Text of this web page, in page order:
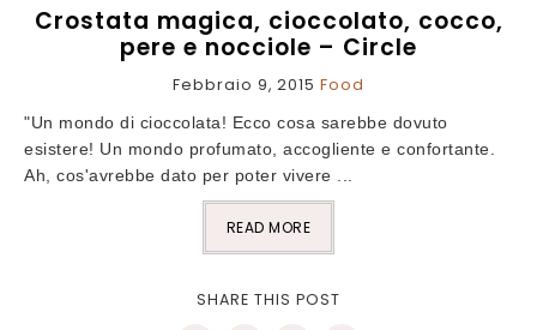
Crostata magica, cioccolato, cocco,
pere e nocciole – Circle
Febbraio 9, 2015 Food
"Un mondo di cioccolata! Ecco cosa sarebbe dovuto
esistere! Un mondo profumato, accogliente e confortante.
Ah, cos'avrebbe dato per poter vivere ...
READ MORE
SHARE THIS POST